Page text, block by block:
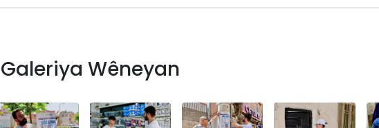
Galeriya Wêneyan